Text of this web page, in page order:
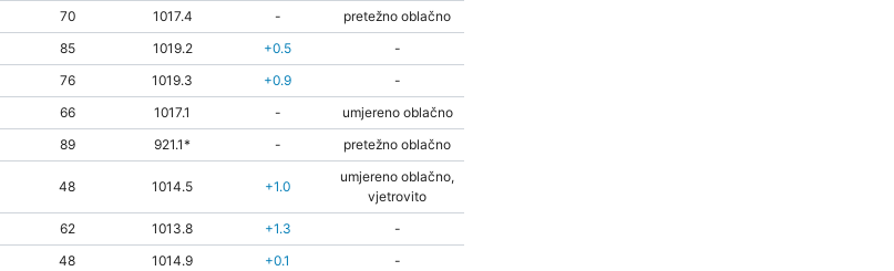
70 1017.4 -
pretežno oblačno
85 1019.2 +0.5
-
76 1019.3 +0.9
-
66 1017.1 -
umjereno oblačno
89 921.1* - pretežno oblačno
48 1014.5 +1.0
umjereno oblačno,
vjetrovito
62 1013.8 +1.3
-
48 1014.9 +0.1
-